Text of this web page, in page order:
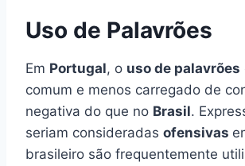
Uso de Palavrões
Em Portugal, o uso de palavrões
comum e menos carregado de
negativa do que no Brasil.
seriam consideradas ofensivas
brasileiro são frequentemente